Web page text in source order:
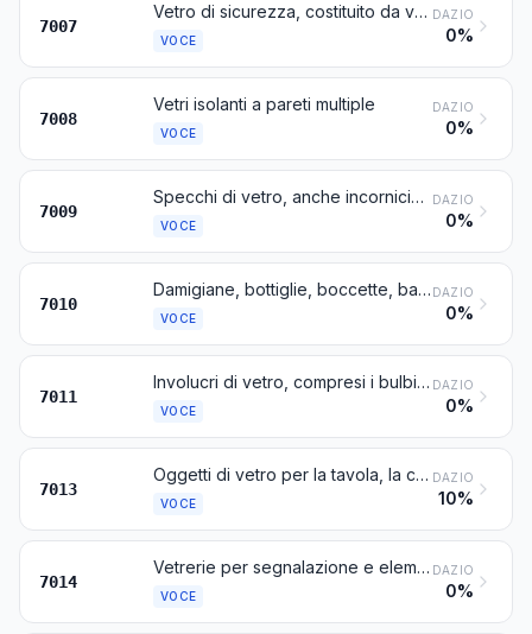
7007
Vetro di sicurezza, costituito da vetri temperati o formati da fogli aderenti fra loro
VOCE
DAZIO
0%
7008
Vetri isolanti a pareti multiple
VOCE
DAZIO
0%
7009
Specchi di vetro, anche incorniciati, compresi gli specchi retrovisivi
VOCE
DAZIO
0%
7010
Damigiane, bottiglie, boccette, barattoli, vasi, imballaggi tubolari, ampolle ed altri recipienti per il trasporto o l'imballaggio, di vetro; barattoli per conserve, di vetro; tappi, coperchi e altri dispositivi di chiusura, di vetro
VOCE
DAZIO
0%
7011
Involucri di vetro, compresi i bulbi ed i tubi, aperti, e loro parti, in vetro, senza accessori, per lampade elettriche e sorgenti luminose, tubi catodici o simili
VOCE
DAZIO
0%
7013
Oggetti di vetro per la tavola, la cucina, la toletta, l'ufficio, la decorazione degli appartamenti o per usi simili, diversi dagli oggetti delle voci 7010 o 7018
VOCE
DAZIO
10%
7014
Vetrerie per segnalazione e elementi di ottica di vetro (diversi da quelli della voce 7015), non lavorati otticamente
VOCE
DAZIO
0%